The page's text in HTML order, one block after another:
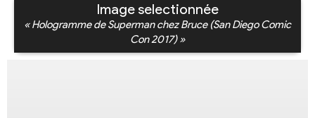
Image selectionnée
« Hologramme de Superman chez Bruce (San Diego Comic
Con 2017) »